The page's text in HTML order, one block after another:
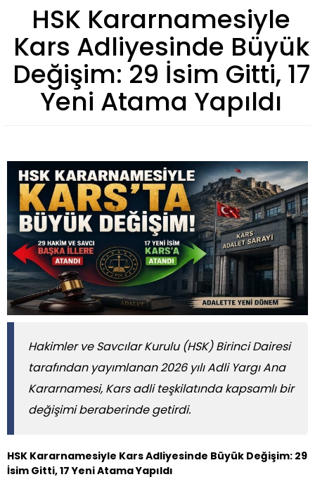
HSK Kararnamesiyle
Kars Adliyesinde Büyük
Değişim: 29 İsim Gitti, 17
Yeni Atama Yapıldı
Hakimler ve Savcılar Kurulu (HSK) Birinci Dairesi
tarafından yayımlanan 2026 yılı Adli Yargı Ana
Kararnamesi, Kars adli teşkilatında kapsamlı bir
değişimi beraberinde getirdi.
HSK Kararnamesiyle Kars Adliyesinde Büyük Değişim: 29
İsim Gitti, 17 Yeni Atama Yapıldı